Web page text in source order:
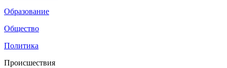
Образование
Общество
Политика
Происшествия